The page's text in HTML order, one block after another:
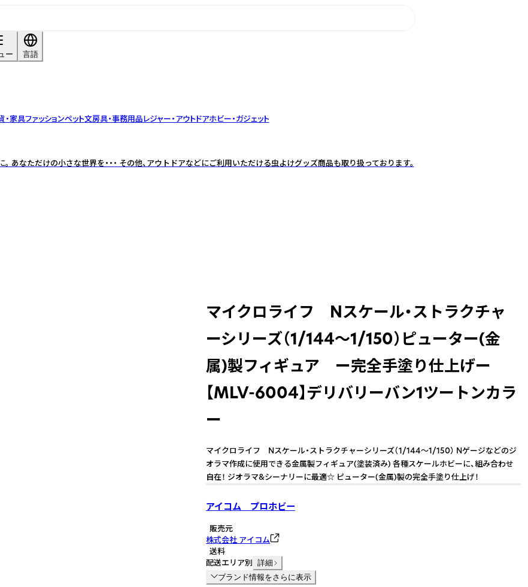
ー
言語
・家具ファッションペット文房具・事務用品レジャー・アウトドアホビー・ガジェット
あなただけの小さな世界を・・・ その他、アウトドアなどにご利用いただける虫よけグッズ商品も取り扱っております。
マイクロライフ Nスケール・ストラクチャ
ーシリーズ（1/144～1/150）ピューター(金
属)製フィギュア ー完全手塗り仕上げー
【MLV-6004】デリバリーバン1ツートンカラ
ー
マイクロライフ Nスケール・ストラクチャーシリーズ（1/144～1/150） Nゲージなどのジ
オラマ作成に使用できる金属製フィギュア(塗装済み) 各種スケールホビーに、組み合わせ
自在！ ジオラマ&シーナリーに最適☆ ピューター(金属)製の完全手塗り仕上げ！
アイコム プロホビー
販売元
株式会社 アイコム
送料
配送エリア別 詳細
ブランド情報をさらに表示